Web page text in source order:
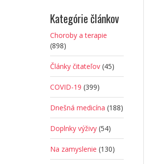
Kategórie článkov
Choroby a terapie
(898)
Články čitateľov (45)
COVID-19 (399)
Dnešná medicína (188)
Doplnky výživy (54)
Na zamyslenie (130)